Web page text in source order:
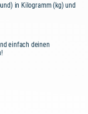
in Kilogramm (kg) und
einfach deinen